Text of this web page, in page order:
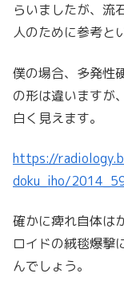
らいましたが、流
人のために参考と
僕の場合、多発性
の形は違いますが
白く見えます。
https://
doku_iho/
確かに痺れ自体は
ロイドの絨毯爆撃
んでしょう。